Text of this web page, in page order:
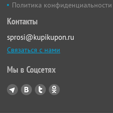
Политика конфиденциальности
Контакты
sprosi@kupikupon.ru
Связаться с нами
Мы в Соцсетях